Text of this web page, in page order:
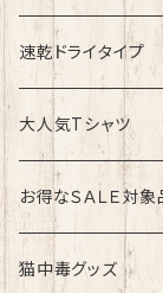
速乾ドライタイプ
綿100%ノーマルタ
速乾ドライタイプ
大人気Tシャツ
お得なＳＡＬＥ対象
猫中毒グッズ